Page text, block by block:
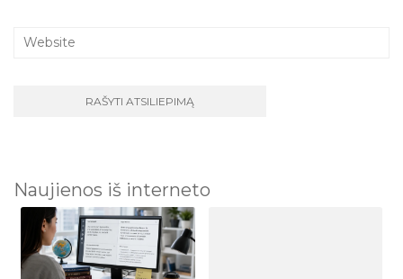
Naujienos iš interneto